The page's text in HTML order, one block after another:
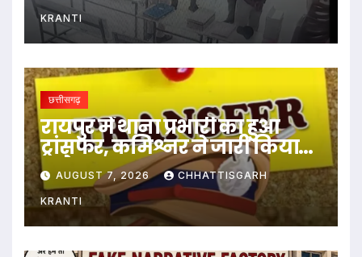
KRANTI
छत्तीसगढ़
रायपुर में थाना प्रभारी का हुआ
ट्रांसफर, कमिश्नर ने जारी किया
आदेश
AUGUST 7, 2026 CHHATTISGARH
KRANTI